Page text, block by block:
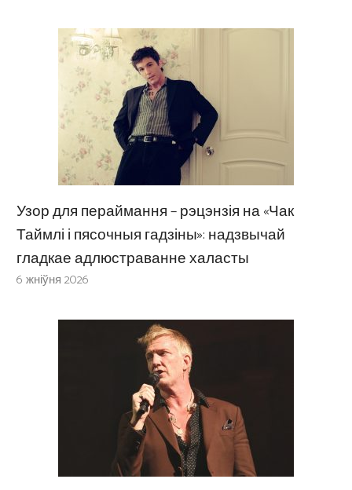
Узор для пераймання – рэцэнзія на «Чак
Таймлі і пясочныя гадзіны»: надзвычай
гладкае адлюстраванне халасты
6 жніўня 2026